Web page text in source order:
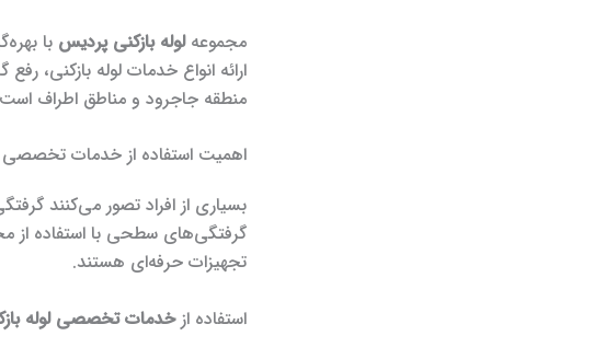
مجموعهلوله بازکنی پردیس با
ارائه انواع خدمات لوله
منطقه جاجرود و مناطق اطراف
اهمیت استفاده از خدمات تخصصی
بسیاری از افراد تصور می‌کنند
گرفتگی‌های سطحی با استفاده از
تجهیزات حرفه‌ای هستند.
استفاده ازخدمات تخصصی لوله